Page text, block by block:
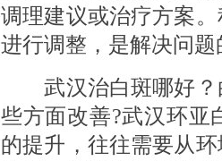
调理建议或治疗方案
进行调整，是解决问题
武汉治白斑哪好？
些方面改善?武汉环亚
的提升，往往需要从